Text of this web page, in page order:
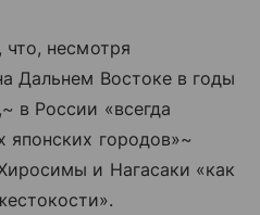
что, несмотря
Дальнем Востоке в годы
в России «всегда
японских городов»~
и Нагасаки «как